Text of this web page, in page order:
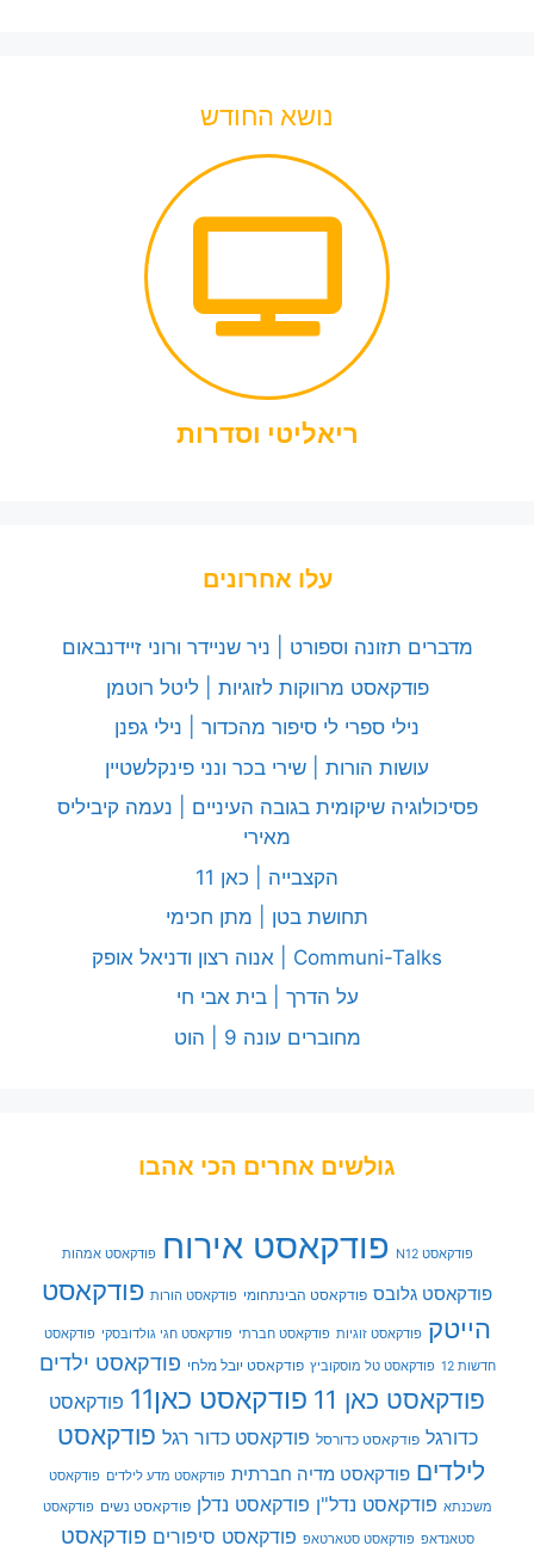
נושא החודש
ריאליטי וסדרות
עלו אחרונים
מדברים תזונה וספורט | ניר שניידר ורוני זיידנבאום
פודקאסט מרווקות לזוגיות | ליטל רוטמן
נילי ספרי לי סיפור מהכדור | נילי גפנן
עושות הורות | שירי בכר ונני פינקלשטיין
פסיכולוגיה שיקומית בגובה העיניים | נעמה קיביליס
מאירי
הקצבייה | כאן 11
תחושת בטן | מתן חכימי
Communi-Talks | אנוה רצון ודניאל אופק
על הדרך | בית אבי חי
מחוברים עונה 9 | הוט
גולשים אחרים הכי אהבו
פודקאסט N12 פודקאסט אירוח פודקאסט אמהות
פודקאסט גלובס פודקאסט הבינתחומי פודקאסט הורות פודקאסט
הייטק פודקאסט זוגיות פודקאסט חברתי פודקאסט חגי גולדובסקי פודקאסט
חדשות 12 פודקאסט טל מוסקוביץ פודקאסט יובל מלחי פודקאסט ילדים
פודקאסט כאן 11 פודקאסט כאן11
פודקאסט
כדורגל פודקאסט כדורסל פודקאסט כדור רגל פודקאסט
לילדים פודקאסט מדיה חברתית פודקאסט מדע לילדים פודקאסט
משכנתא פודקאסט נדל"ן פודקאסט נדלן פודקאסט נשים פודקאסט
סטאנדאפ פודקאסט סטארטאפ פודקאסט סיפורים פודקאסט